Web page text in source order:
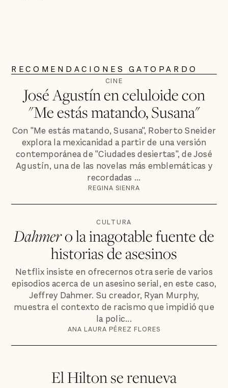
RECOMENDACIONES GATOPARDO
CINE
José Agustín en celuloide con
"Me estás matando, Susana"
Con "Me estás matando, Susana", Roberto Sneider
explora la mexicanidad a partir de una versión
contemporánea de "Ciudades desiertas", de José
Agustín, una de las novelas más emblemáticas y
recordadas ...
REGINA SIENRA
CULTURA
Dahmero la inagotable fuente de
historias de asesinos
Netflix insiste en ofrecernos otra serie de varios
episodios acerca de un asesino serial, en este caso,
Jeffrey Dahmer. Su creador, Ryan Murphy,
muestra el contexto de racismo que impidió que
la polic...
ANA LAURA PÉREZ FLORES
El Hilton se renueva